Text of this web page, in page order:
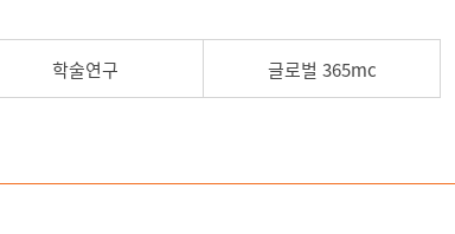
학술연구 글로벌 365mc